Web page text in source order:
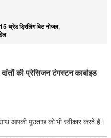
थ्रेड ड्रिलिंग बिट नोजल,
की प्रेसिजन टंगस्टन कार्बाइड
आपकी पूछताछ को भी स्वीकार करते हैं।